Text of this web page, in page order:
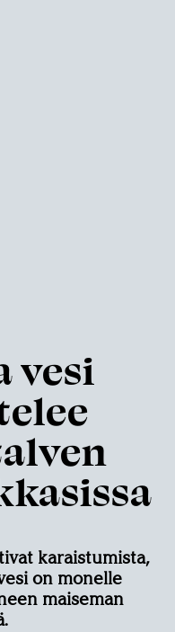
vesi
karaistumista,
on monelle
maiseman